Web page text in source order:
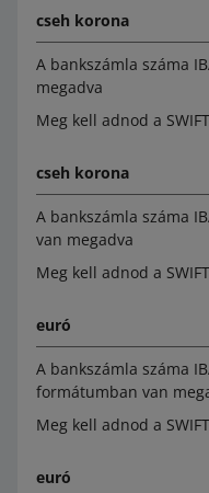
cseh korona
A bankszámla száma
megadva
Meg kell adnod a
cseh korona
A bankszámla száma
van megadva
Meg kell adnod a
euró
A bankszámla száma
formátumban van
Meg kell adnod a
euró